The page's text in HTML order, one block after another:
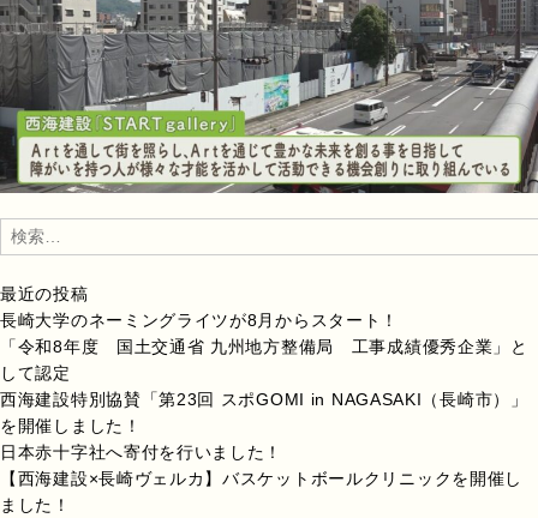
検
索:
最近の投稿
長崎大学のネーミングライツが8月からスタート！
「令和8年度 国土交通省 九州地方整備局 工事成績優秀企業」と
して認定
西海建設特別協賛「第23回 スポGOMI in NAGASAKI（長崎市）」
を開催しました！
日本赤十字社へ寄付を行いました！
【西海建設×長崎ヴェルカ】バスケットボールクリニックを開催し
ました！